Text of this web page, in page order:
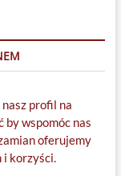
profil na
by wspomóc nas
oferujemy
i korzyści.